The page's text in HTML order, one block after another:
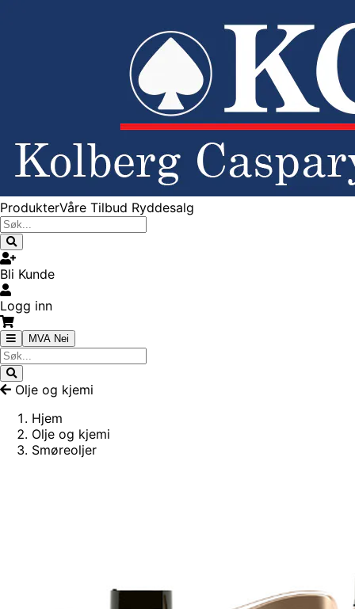
ProdukterVåre Tilbud Ryddesalg
Bli Kunde
Logg inn
MVA Nei
Olje og kjemi
Hjem
Olje og kjemi
Smøreoljer